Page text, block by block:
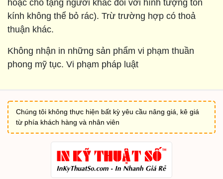
hoặc cho tặng người khác đối với hình tượng tôn
kính không thể bỏ rác). Trừ trường hợp có thoả
thuận khác.
Không nhận in những sản phẩm vi phạm thuần
phong mỹ tục. Vi phạm pháp luật
Chúng tôi không thực hiện bất kỳ yêu cầu nâng giá, kê giá
từ phía khách hàng và nhân viên